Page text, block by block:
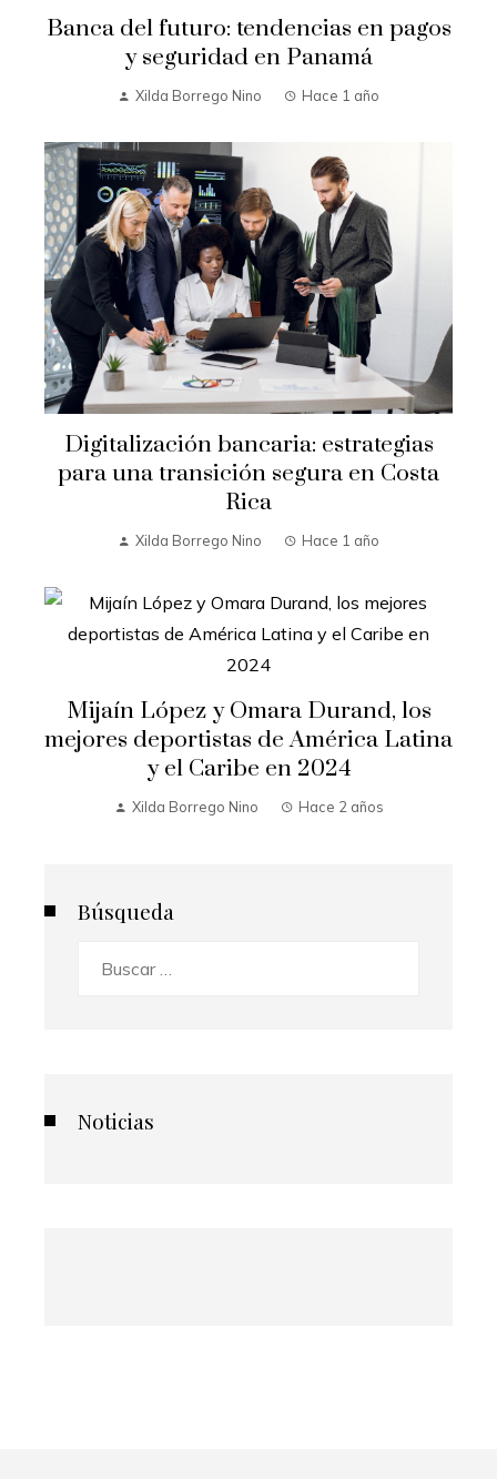
Banca del futuro: tendencias en pagos
y seguridad en Panamá
Xilda Borrego Nino Hace 1 año
Digitalización bancaria: estrategias
para una transición segura en Costa
Rica
Xilda Borrego Nino Hace 1 año
Mijaín López y Omara Durand, los
mejores deportistas de América Latina
y el Caribe en 2024
Xilda Borrego Nino Hace 2 años
Búsqueda
Noticias